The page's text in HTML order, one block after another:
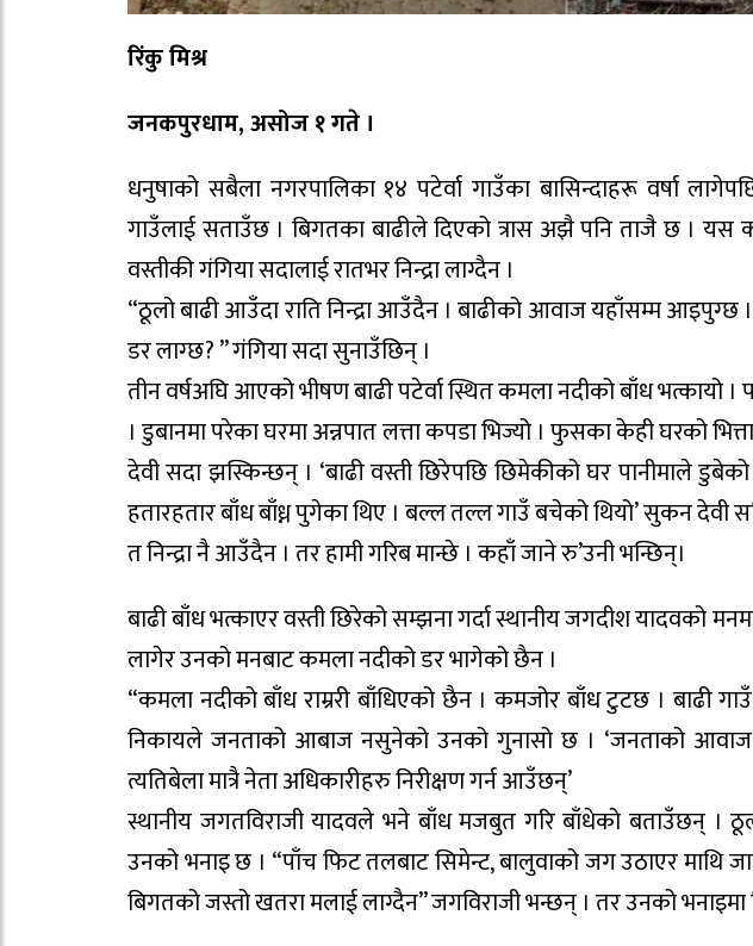
रिंकु मिश्र
जनकपुरधाम, असोज १ गते ।
धनुषाको सबैला नगरपालिका १४ पटेर्वा गाउँका बासिन्दाहरू वर्षा
गाउँलाई सताउँछ । बिगतका बाढीले दिएको त्रास अझै पनि ताजै छ ।
वस्तीकी गंगिया सदालाई रातभर निन्द्रा लाग्दैन ।
“ठूलो बाढी आउँदा राति निन्द्रा आउँदैन । बाढीको आवाज यहाँसम्म
डर लाग्छ? ” गंगिया सदा सुनाउँछिन् ।
तीन वर्षअघि आएको भीषण बाढी पटेर्वा स्थित कमला नदीको बाँध भत्कायो ।
। डुबानमा परेका घरमा अन्नपात लत्ता कपडा भिज्यो । फुसका केही घरको
देवी सदा झस्किन्छन् । ‘बाढी वस्ती छिरेपछि छिमेकीको घर पानीमाले
हतारहतार बाँध बाँध्न पुगेका थिए । बल्ल तल्ल गाउँ बचेको थियो’ सुकन देवी
त निन्द्रा नै आउँदैन । तर हामी गरिब मान्छे । कहाँ जाने रु’उनी भन्छिन्।
बाढी बाँध भत्काएर वस्ती छिरेको सम्झना गर्दा स्थानीय जगदीश यादवको
लागेर उनको मनबाट कमला नदीको डर भागेको छैन ।
“कमला नदीको बाँध राम्ररी बाँधिएको छैन । कमजोर बाँध टुटछ । बाढी
निकायले जनताको आबाज नसुनेको उनको गुनासो छ । ‘जनताको
त्यतिबेला मात्रै नेता अधिकारीहरु निरीक्षण गर्न आउँछन्’
स्थानीय जगतविराजी यादवले भने बाँध मजबुत गरि बाँधेको बताउँछन् ।
उनको भनाइ छ । “पाँच फिट तलबाट सिमेन्ट, बालुवाको जग उठाएर माथि
बिगतको जस्तो खतरा मलाई लाग्दैन” जगविराजी भन्छन् । तर उनको भनाइमा